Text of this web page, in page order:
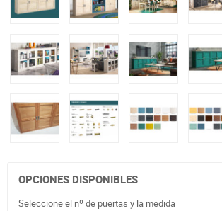
OPCIONES DISPONIBLES
Seleccione el nº de puertas y la medida